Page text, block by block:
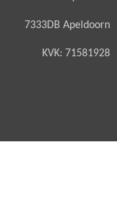
7333DB Apeldoorn
KVK: 71581928